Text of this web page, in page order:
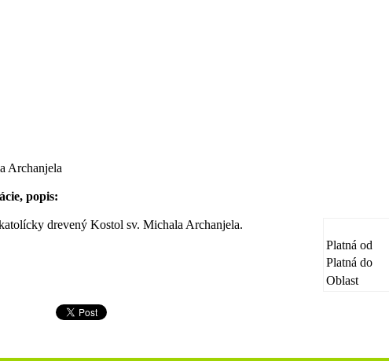
Archanjela
popis:
drevený Kostol sv. Michala Archanjela.
Platná od
Platná do
Oblast